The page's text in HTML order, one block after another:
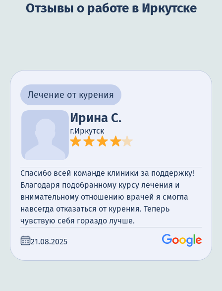
Отзывы о работе в Иркутске
Лечение от курения
Ирина С.
г.Иркутск
Спасибо всей команде клиники за поддержку!
Благодаря подобранному курсу лечения и
внимательному отношению врачей я смогла
навсегда отказаться от курения. Теперь
чувствую себя гораздо лучше.
21.08.2025